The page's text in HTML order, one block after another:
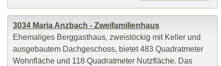
3034 Maria Anzbach - Zweifamilienhaus
Ehemaliges Berggasthaus, zweistöckig mit Keller und
ausgebautem Dachgeschoss, bietet 483 Quadratmeter
Wohnfläche und 118 Quadratmeter Nutzfläche. Das